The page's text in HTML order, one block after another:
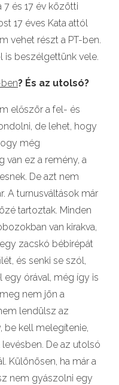
7 és 17 év közötti
17 éves Kata attól
vehet részt a PT-ben.
is beszélgettünk vele.
ben? És az utolsó?
először a fel- és
de lehet, hogy
még
van ez a remény, a
De azt nem
A turnusváltások már
tartoztak. Minden
van kirakva,
zacskó bébirépát
és senki se szól,
egy órával, még így is
nem jön a
lendülsz az
be kell melegítenie,
De az utolsó
Különösen, ha már a
nem gyászolni egy